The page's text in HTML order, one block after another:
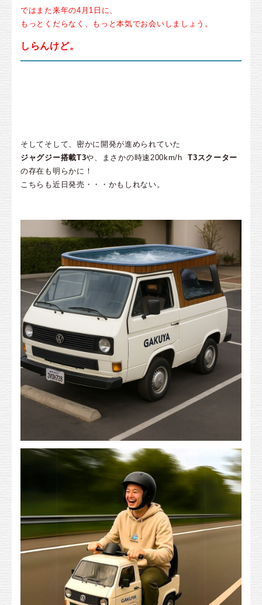
ではまた来年の4月1日に、
もっとくだらなく、もっと本気でお会いしましょう。
しらんけど。
そしてそして、密かに開発が進められていた
ジャグジー搭載T3や、まさかの時速200km/h T3スクーター
の存在も明らかに！
こちらも近日発売・・・かもしれない。